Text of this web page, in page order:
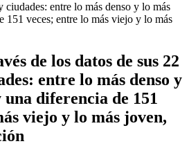
ciudades: entre lo más denso y lo más
151 veces; entre lo más viejo y lo más
de los datos de sus 22
entre lo más denso y
diferencia de 151
viejo y lo más joven,